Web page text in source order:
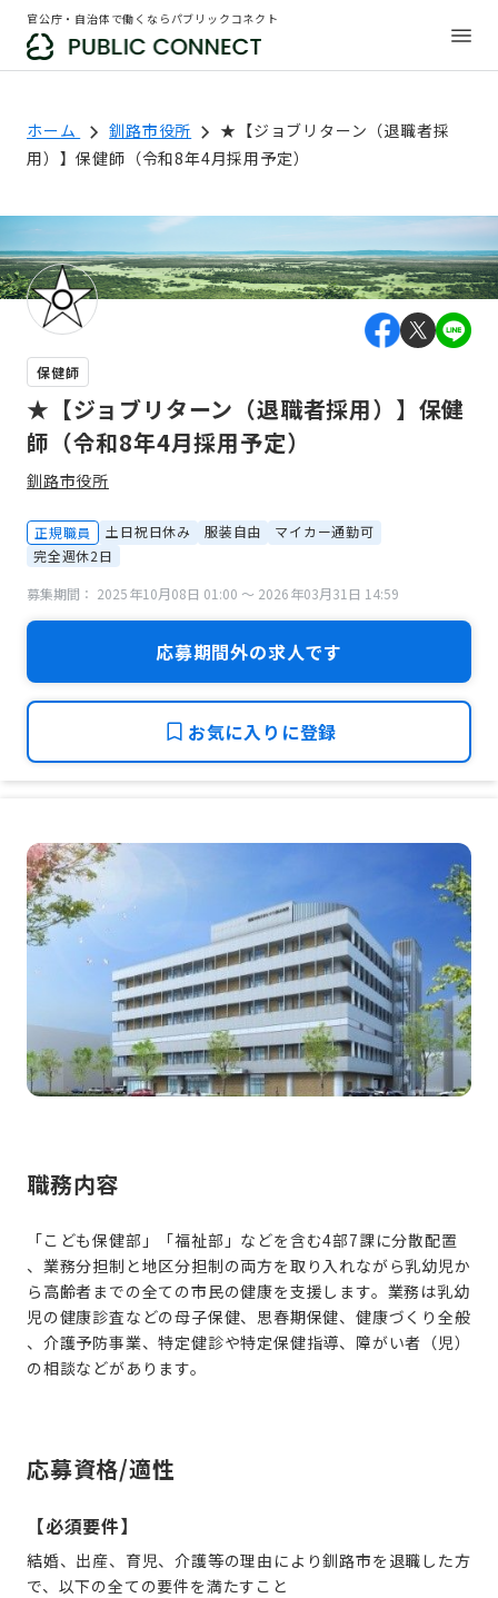
官公庁・自治体で働くならパブリックコネクト
ホーム 釧路市役所
★【ジョブリターン（退職者採
用）】保健師（令和8年4月採用予定）
保健師
★【ジョブリターン（退職者採用）】保健
師（令和8年4月採用予定）
釧路市役所
正規職員 土日祝日休み 服装自由
マイカー通勤可
完全週休2日
募集期間： 2025年10月08日 01:00 〜 2026年03月31日 14:59
応募期間外の求人です
お気に入りに登録
職務内容
「こども保健部」「福祉部」などを含む4部7課に分散配置
、業務分担制と地区分担制の両方を取り入れながら乳幼児か
ら高齢者までの全ての市民の健康を支援します。業務は乳幼
児の健康診査などの母子保健、思春期保健、健康づくり全般
、介護予防事業、特定健診や特定保健指導、障がい者（児）
応募資格/適性
【必須要件】
結婚、出産、育児、介護等の理由により釧路市を退職した方
で、以下の全ての要件を満たすこと